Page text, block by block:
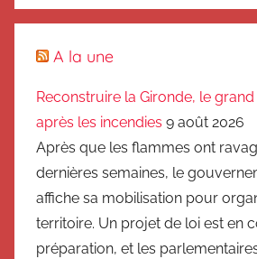
A la une
Reconstruire la Gironde, le
après les incendies 9 août 2026
Après que les flammes ont
dernières semaines, le
affiche sa mobilisation pour
territoire. Un projet de loi est en
préparation, et les